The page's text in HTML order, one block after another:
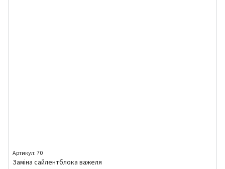
Артикул: 70
Заміна сайлентблока важеля